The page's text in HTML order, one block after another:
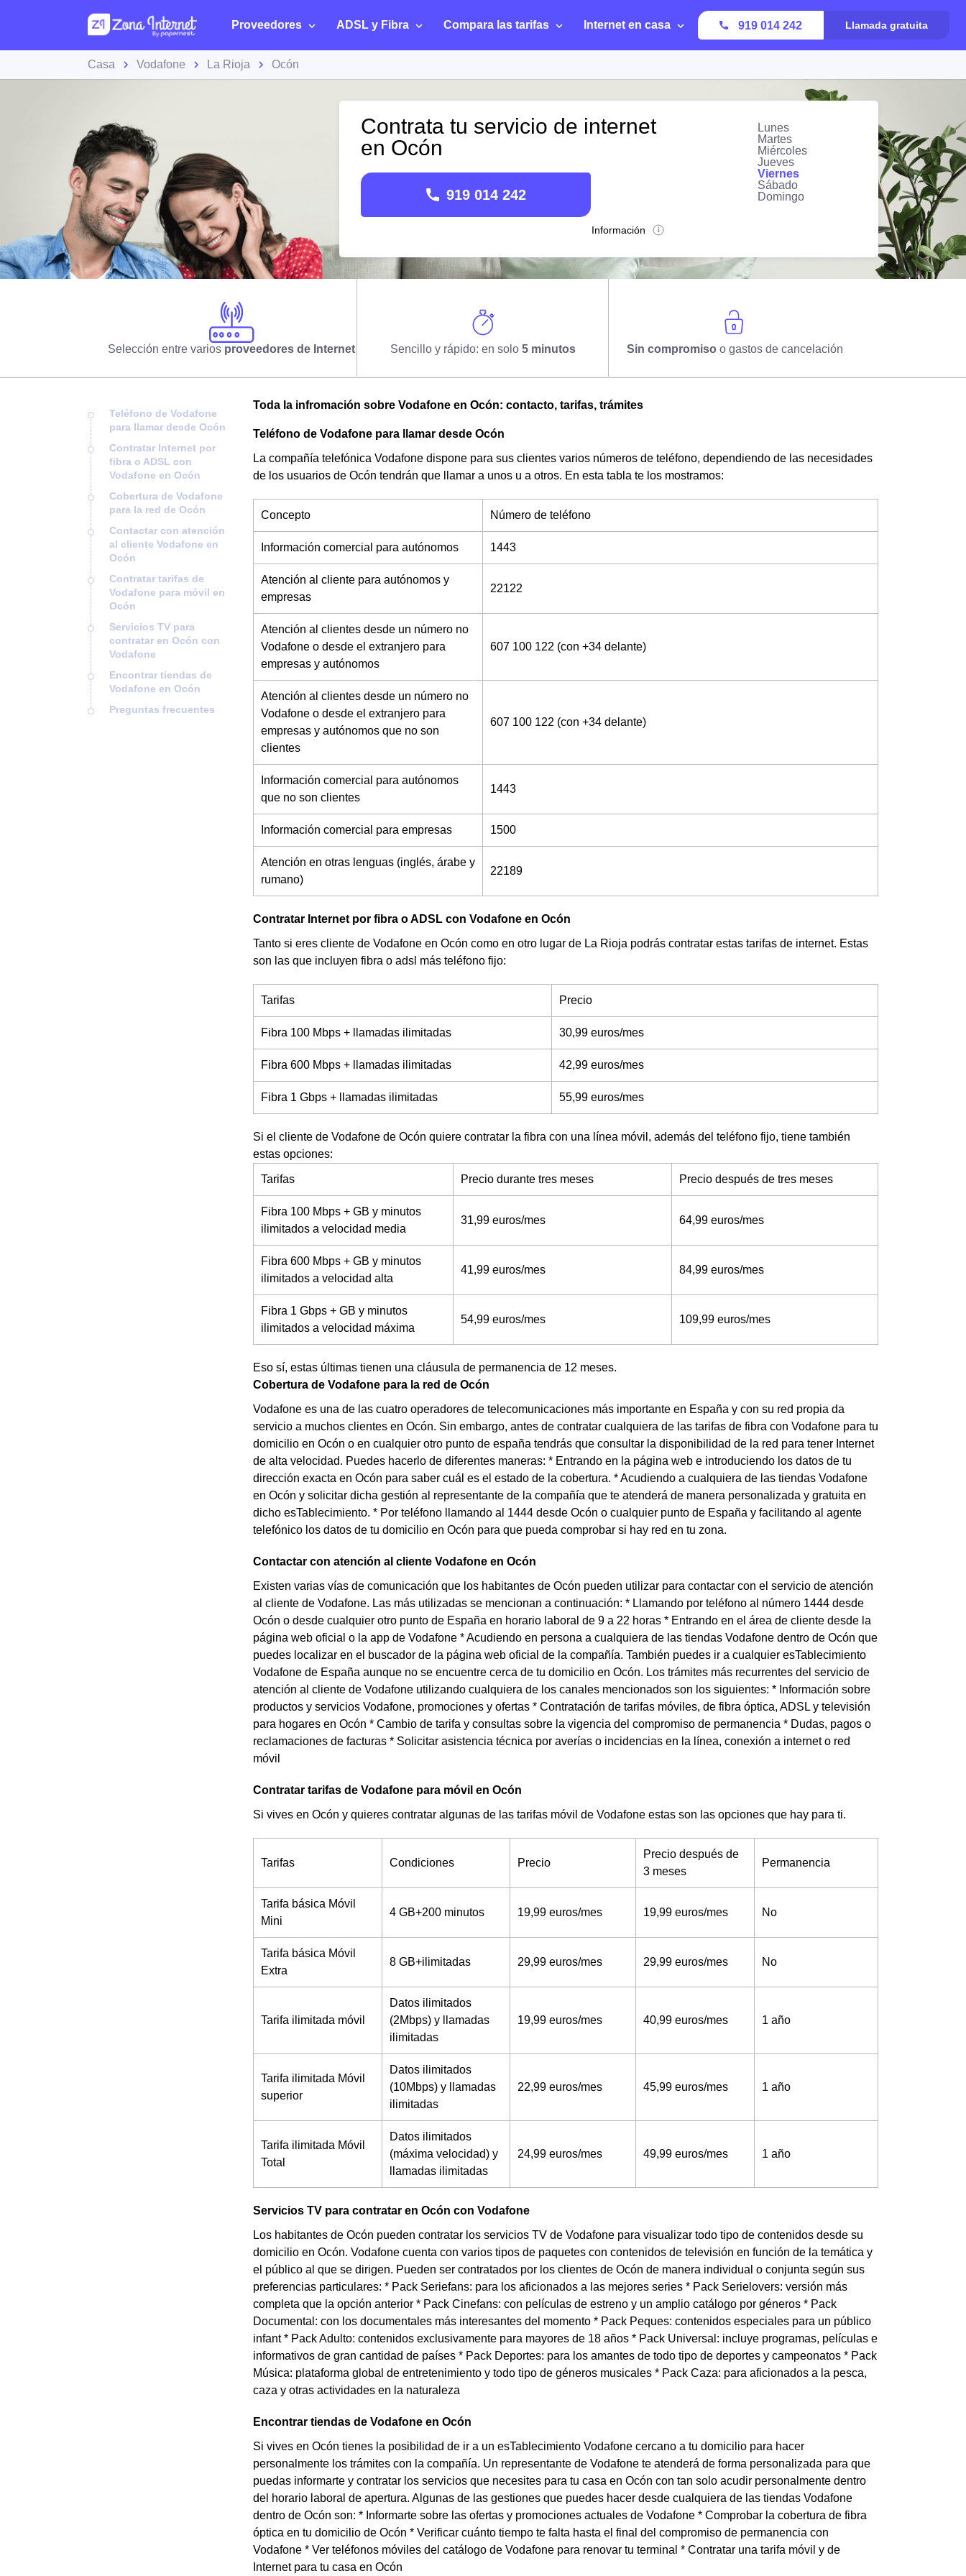
Proveedores ADSL y Fibra Compara las tarifas Internet en casa 919 014 242 Llamada gratuita
Casa Vodafone La Rioja Ocón
Contrata tu servicio de internet
en Ocón
919 014 242
Información
Lunes
Martes
Miércoles
Jueves
Viernes
Sábado
Domingo
Selección entre varios proveedores de Internet Sencillo y rápido: en solo 5 minutos Sin compromiso o gastos de cancelación
Teléfono de Vodafone
para llamar desde Ocón
Contratar Internet por
fibra o ADSL con
Vodafone en Ocón
Cobertura de Vodafone
para la red de Ocón
Contactar con atención
al cliente Vodafone en
Ocón
Contratar tarifas de
Vodafone para móvil en
Ocón
Servicios TV para
contratar en Ocón con
Vodafone
Encontrar tiendas de
Vodafone en Ocón
Preguntas frecuentes
Toda la infromación sobre Vodafone en Ocón: contacto, tarifas, trámites
Teléfono de Vodafone para llamar desde Ocón
La compañía telefónica Vodafone dispone para sus clientes varios números de teléfono, dependiendo de las necesidades
de los usuarios de Ocón tendrán que llamar a unos u a otros. En esta tabla te los mostramos:
Concepto Número de teléfono
Información comercial para autónomos 1443
Atención al cliente para autónomos y
empresas
22122
Atención al clientes desde un número no
Vodafone o desde el extranjero para
empresas y autónomos
607 100 122 (con +34 delante)
Atención al clientes desde un número no
Vodafone o desde el extranjero para
empresas y autónomos que no son
clientes
607 100 122 (con +34 delante)
Información comercial para autónomos
que no son clientes
1443
Información comercial para empresas 1500
Atención en otras lenguas (inglés, árabe y
rumano)
22189
Contratar Internet por fibra o ADSL con Vodafone en Ocón
Tanto si eres cliente de Vodafone en Ocón como en otro lugar de La Rioja podrás contratar estas tarifas de internet. Estas
son las que incluyen fibra o adsl más teléfono fijo:
Tarifas Precio
Fibra 100 Mbps + llamadas ilimitadas 30,99 euros/mes
Fibra 600 Mbps + llamadas ilimitadas 42,99 euros/mes
Fibra 1 Gbps + llamadas ilimitadas 55,99 euros/mes
Si el cliente de Vodafone de Ocón quiere contratar la fibra con una línea móvil, además del teléfono fijo, tiene también
estas opciones:
Tarifas Precio durante tres meses Precio después de tres meses
Fibra 100 Mbps + GB y minutos
ilimitados a velocidad media
31,99 euros/mes 64,99 euros/mes
Fibra 600 Mbps + GB y minutos
ilimitados a velocidad alta
41,99 euros/mes 84,99 euros/mes
Fibra 1 Gbps + GB y minutos
ilimitados a velocidad máxima
54,99 euros/mes 109,99 euros/mes
Eso sí, estas últimas tienen una cláusula de permanencia de 12 meses.
Cobertura de Vodafone para la red de Ocón
Vodafone es una de las cuatro operadores de telecomunicaciones más importante en España y con su red propia da
servicio a muchos clientes en Ocón. Sin embargo, antes de contratar cualquiera de las tarifas de fibra con Vodafone para tu
domicilio en Ocón o en cualquier otro punto de españa tendrás que consultar la disponibilidad de la red para tener Internet
de alta velocidad. Puedes hacerlo de diferentes maneras: * Entrando en la página web e introduciendo los datos de tu
dirección exacta en Ocón para saber cuál es el estado de la cobertura. * Acudiendo a cualquiera de las tiendas Vodafone
en Ocón y solicitar dicha gestión al representante de la compañía que te atenderá de manera personalizada y gratuita en
dicho esTablecimiento. * Por teléfono llamando al 1444 desde Ocón o cualquier punto de España y facilitando al agente
telefónico los datos de tu domicilio en Ocón para que pueda comprobar si hay red en tu zona.
Contactar con atención al cliente Vodafone en Ocón
Existen varias vías de comunicación que los habitantes de Ocón pueden utilizar para contactar con el servicio de atención
al cliente de Vodafone. Las más utilizadas se mencionan a continuación: * Llamando por teléfono al número 1444 desde
Ocón o desde cualquier otro punto de España en horario laboral de 9 a 22 horas * Entrando en el área de cliente desde la
página web oficial o la app de Vodafone * Acudiendo en persona a cualquiera de las tiendas Vodafone dentro de Ocón que
puedes localizar en el buscador de la página web oficial de la compañía. También puedes ir a cualquier esTablecimiento
Vodafone de España aunque no se encuentre cerca de tu domicilio en Ocón. Los trámites más recurrentes del servicio de
atención al cliente de Vodafone utilizando cualquiera de los canales mencionados son los siguientes: * Información sobre
productos y servicios Vodafone, promociones y ofertas * Contratación de tarifas móviles, de fibra óptica, ADSL y televisión
para hogares en Ocón * Cambio de tarifa y consultas sobre la vigencia del compromiso de permanencia * Dudas, pagos o
reclamaciones de facturas * Solicitar asistencia técnica por averías o incidencias en la línea, conexión a internet o red
móvil
Contratar tarifas de Vodafone para móvil en Ocón
Si vives en Ocón y quieres contratar algunas de las tarifas móvil de Vodafone estas son las opciones que hay para ti.
Tarifas Condiciones Precio
Precio después de
3 meses
Permanencia
Tarifa básica Móvil
Mini
4 GB+200 minutos 19,99 euros/mes 19,99 euros/mes No
Tarifa básica Móvil
Extra
8 GB+ilimitadas 29,99 euros/mes 29,99 euros/mes No
Tarifa ilimitada móvil
Datos ilimitados
(2Mbps) y llamadas
ilimitadas
19,99 euros/mes 40,99 euros/mes 1 año
Tarifa ilimitada Móvil
superior
Datos ilimitados
(10Mbps) y llamadas
ilimitadas
22,99 euros/mes 45,99 euros/mes 1 año
Tarifa ilimitada Móvil
Total
Datos ilimitados
(máxima velocidad) y
llamadas ilimitadas
24,99 euros/mes 49,99 euros/mes 1 año
Servicios TV para contratar en Ocón con Vodafone
Los habitantes de Ocón pueden contratar los servicios TV de Vodafone para visualizar todo tipo de contenidos desde su
domicilio en Ocón. Vodafone cuenta con varios tipos de paquetes con contenidos de televisión en función de la temática y
el público al que se dirigen. Pueden ser contratados por los clientes de Ocón de manera individual o conjunta según sus
preferencias particulares: * Pack Seriefans: para los aficionados a las mejores series * Pack Serielovers: versión más
completa que la opción anterior * Pack Cinefans: con películas de estreno y un amplio catálogo por géneros * Pack
Documental: con los documentales más interesantes del momento * Pack Peques: contenidos especiales para un público
infant * Pack Adulto: contenidos exclusivamente para mayores de 18 años * Pack Universal: incluye programas, películas e
informativos de gran cantidad de países * Pack Deportes: para los amantes de todo tipo de deportes y campeonatos * Pack
Música: plataforma global de entretenimiento y todo tipo de géneros musicales * Pack Caza: para aficionados a la pesca,
caza y otras actividades en la naturaleza
Encontrar tiendas de Vodafone en Ocón
Si vives en Ocón tienes la posibilidad de ir a un esTablecimiento Vodafone cercano a tu domicilio para hacer
personalmente los trámites con la compañía. Un representante de Vodafone te atenderá de forma personalizada para que
puedas informarte y contratar los servicios que necesites para tu casa en Ocón con tan solo acudir personalmente dentro
del horario laboral de apertura. Algunas de las gestiones que puedes hacer desde cualquiera de las tiendas Vodafone
dentro de Ocón son: * Informarte sobre las ofertas y promociones actuales de Vodafone * Comprobar la cobertura de fibra
óptica en tu domicilio de Ocón * Verificar cuánto tiempo te falta hasta el final del compromiso de permanencia con
Vodafone * Ver teléfonos móviles del catálogo de Vodafone para renovar tu terminal * Contratar una tarifa móvil y de
Internet para tu casa en Ocón